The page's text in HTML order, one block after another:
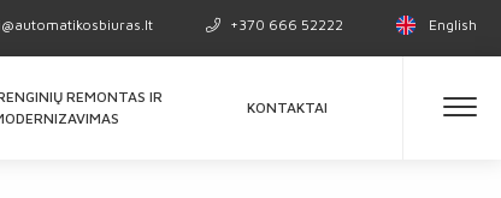
+370 666 52222 English
REMONTAS IR
KONTAKTAI